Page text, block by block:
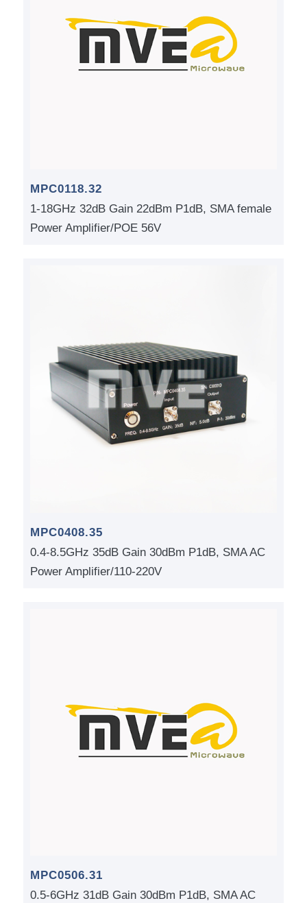
MPC0118.32
1-18GHz 32dB Gain 22dBm P1dB, SMA female
Power Amplifier/POE 56V
MPC0408.35
0.4-8.5GHz 35dB Gain 30dBm P1dB, SMA AC
Power Amplifier/110-220V
MPC0506.31
0.5-6GHz 31dB Gain 30dBm P1dB, SMA AC